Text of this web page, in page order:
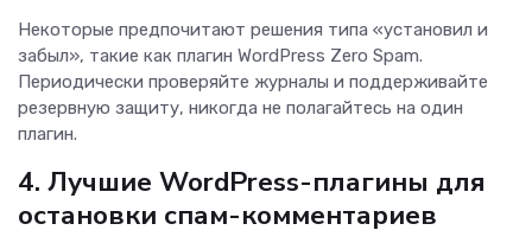
Некоторые предпочитают решения типа «установил и
забыл», такие как плагин WordPress Zero Spam.
Периодически проверяйте журналы и поддерживайте
резервную защиту, никогда не полагайтесь на один
плагин.
4. Лучшие WordPress-плагины для
остановки спам-комментариев